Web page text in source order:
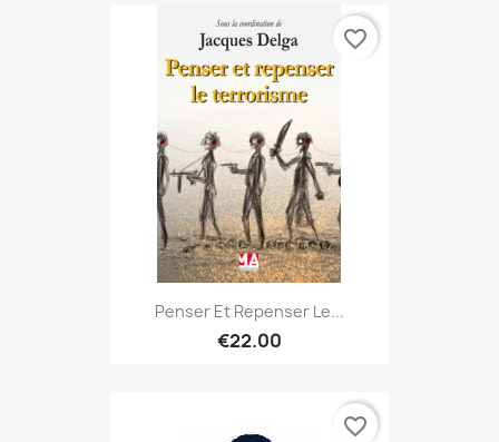
Penser Et Repenser Le...
€22.00
favorite_border
favorite_border